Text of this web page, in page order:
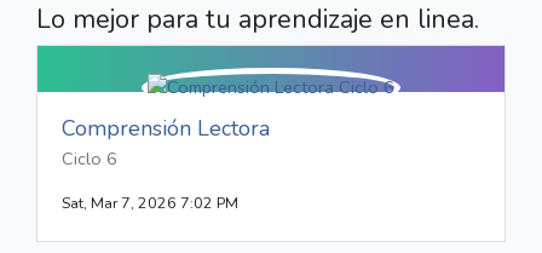
Lo mejor para tu aprendizaje en linea.
Comprensión Lectora
Ciclo 6
Sat, Mar 7, 2026 7:02 PM